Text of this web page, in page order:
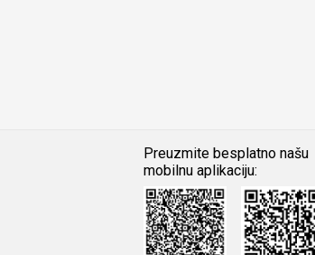
Preuzmite besplatno našu
mobilnu aplikaciju:
Android iOS